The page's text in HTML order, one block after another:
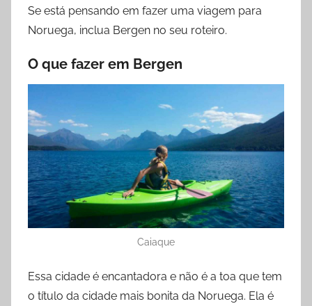
Se está pensando em fazer uma viagem para
Noruega, inclua Bergen no seu roteiro.
O que fazer em Bergen
Caiaque
Essa cidade é encantadora e não é a toa que tem
o título da cidade mais bonita da Noruega. Ela é